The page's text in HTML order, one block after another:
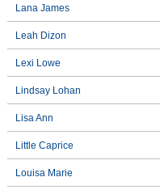
Lana James
Leah Dizon
Lexi Lowe
Lindsay Lohan
Lisa Ann
Little Caprice
Louisa Marie